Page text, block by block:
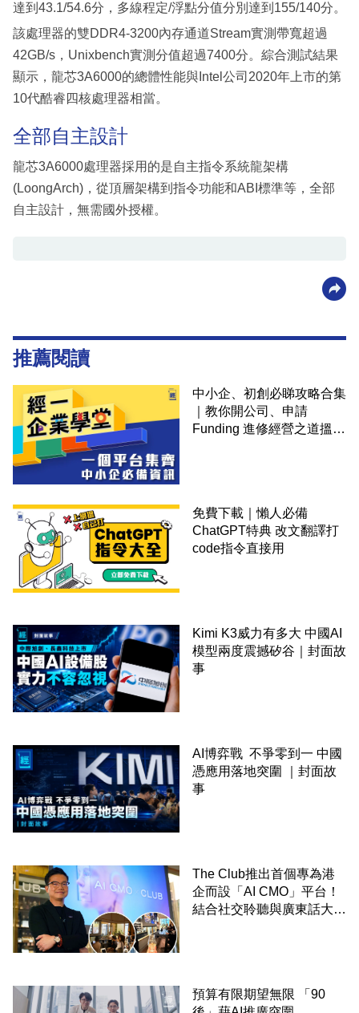
達到43.1/54.6分，多線程定/浮點分值分別達到155/140分。
該處理器的雙DDR4-3200內存通道Stream實測帶寬超過
42GB/s，Unixbench實測分值超過7400分。綜合測試結果
顯示，龍芯3A6000的總體性能與Intel公司2020年上市的第
10代酷睿四核處理器相當。
全部自主設計
龍芯3A6000處理器採用的是自主指令系統龍架構
(LoongArch)，從頂層架構到指令功能和ABI標準等，全部
自主設計，無需國外授權。
推薦閱讀
中小企、初創必睇攻略合集
｜教你開公司、申請
Funding 進修經營之道搵大
免費下載｜懶人必備
ChatGPT特典 改文翻譯打
code指令直接用
Kimi K3威力有多大 中國AI
模型兩度震撼矽谷｜封面故
事
AI博弈戰 不爭零到一 中國
憑應用落地突圍 ｜封面故
事
The Club推出首個專為港
企而設「AI CMO」平台！
結合社交聆聽與廣東話大模
預算有限期望無限 「90